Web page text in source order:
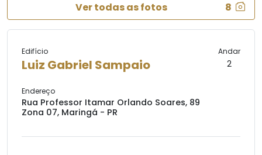
Ver todas as fotos 8
Edifício
Luiz Gabriel Sampaio
Andar
2
Endereço
Rua Professor Itamar Orlando Soares, 89
Zona 07, Maringá - PR